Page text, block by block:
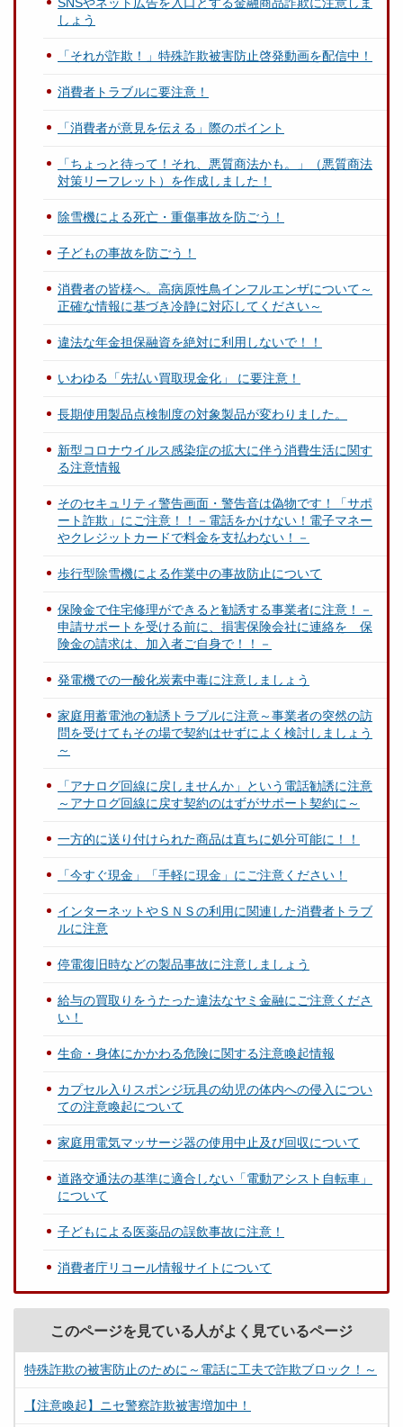
SNSやネット広告を入口とする金融商品詐欺に注意しま
しょう
「それが詐欺！」特殊詐欺被害防止啓発動画を配信中！
消費者トラブルに要注意！
「消費者が意見を伝える」際のポイント
「ちょっと待って！それ、悪質商法かも。」（悪質商法
対策リーフレット）を作成しました！
除雪機による死亡・重傷事故を防ごう！
子どもの事故を防ごう！
消費者の皆様へ。高病原性鳥インフルエンザについて～
正確な情報に基づき冷静に対応してください～
違法な年金担保融資を絶対に利用しないで！！
いわゆる「先払い買取現金化」 に要注意！
長期使用製品点検制度の対象製品が変わりました。
新型コロナウイルス感染症の拡大に伴う消費生活に関す
る注意情報
そのセキュリティ警告画面・警告音は偽物です！「サポ
ート詐欺」にご注意！！－電話をかけない！電子マネー
やクレジットカードで料金を支払わない！－
歩行型除雪機による作業中の事故防止について
保険金で住宅修理ができると勧誘する事業者に注意！－
申請サポートを受ける前に、損害保険会社に連絡を 保
険金の請求は、加入者ご自身で！！－
発電機での一酸化炭素中毒に注意しましょう
家庭用蓄電池の勧誘トラブルに注意～事業者の突然の訪
問を受けてもその場で契約はせずによく検討しましょう
～
「アナログ回線に戻しませんか」という電話勧誘に注意
～アナログ回線に戻す契約のはずがサポート契約に～
一方的に送り付けられた商品は直ちに処分可能に！！
「今すぐ現金」「手軽に現金」にご注意ください！
インターネットやＳＮＳの利用に関連した消費者トラブ
ルに注意
停電復旧時などの製品事故に注意しましょう
給与の買取りをうたった違法なヤミ金融にご注意くださ
い！
生命・身体にかかわる危険に関する注意喚起情報
カプセル入りスポンジ玩具の幼児の体内への侵入につい
ての注意喚起について
家庭用電気マッサージ器の使用中止及び回収について
道路交通法の基準に適合しない「電動アシスト自転車」
について
子どもによる医薬品の誤飲事故に注意！
消費者庁リコール情報サイトについて
このページを見ている人がよく見ているページ
特殊詐欺の被害防止のために～電話に工夫で詐欺ブロック！～
【注意喚起】ニセ警察詐欺被害増加中！